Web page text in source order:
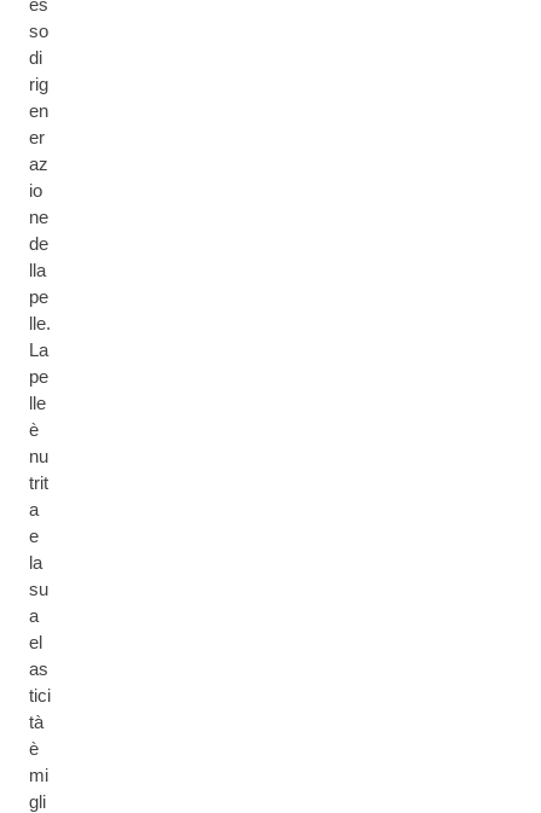
es
so
di
rig
en
er
az
io
ne
de
lla
pe
lle.
La
pe
lle
è
nu
trit
a
e
la
su
a
el
as
tici
tà
è
mi
gli